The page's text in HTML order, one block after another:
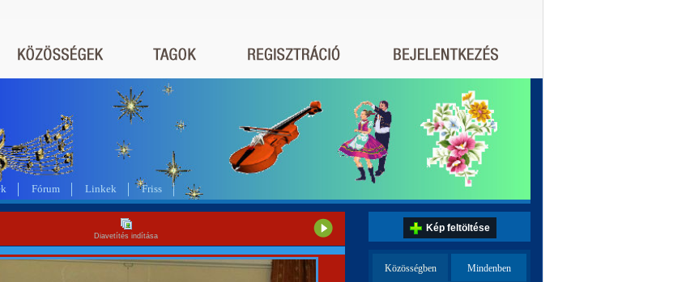
Fórum Linkek Friss
Diavetítés indítása
Kép feltöltése
Közösségben Mindenben